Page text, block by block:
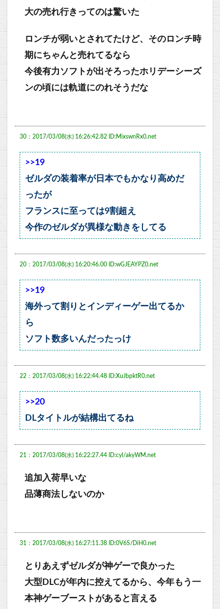
大の売れ行きってのは驚いた
ロンチが弱いとされてたけど、そのロンチ時
期にちゃんと売れてるなら
今後有力ソフトが出そろったホリデーシーズ
ンの頃には軌道にのれそうだな
30：2017/03/08(水) 16:26:42.82 ID:MixswnRx0.net
>>19
ゼルダの装着率が日本でもかなり高めだ
ったが
フランスに至っては9割超え
今作のゼルダが異様な動きをしてる
20：2017/03/08(水) 16:20:46.00 ID:wGJEAYPZ0.net
>>19
海外って割りとインディーゲー出てるか
ら
ソフト数多いんだったっけ
22：2017/03/08(水) 16:22:44.48 ID:XuJbpktR0.net
>>20
DLタイトルが結構出てるね
21：2017/03/08(水) 16:22:27.44 ID:cyl/akyWM.net
追加入荷早いな
品薄商法しないのか
31：2017/03/08(水) 16:27:11.38 ID:0V6S/DiH0.net
とりあえずゼルダが神ゲーで良かった
大型DLCが年内に控えてるから、今年もう一
本神ゲーブーストがあると言える